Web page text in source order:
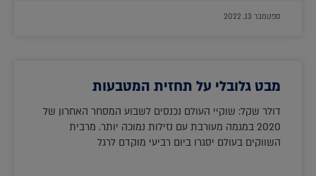
ספטמבר 13, 2022
מבט גלובלי על תחזית המטבעות
דולר שקל: שוקיי העולם נכנסים לשבוע המסחר האחרון של
2020 במגמה מעורבת עם נזילות נמוכה יותר. מרבית
השווקים בעולם יסגרו ביום רביעי מוקדם לרגל